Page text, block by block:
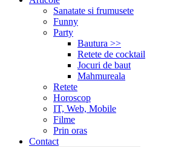
Sanatate si frumusete
Funny
Party
Bautura >>
Retete de cocktail
Jocuri de baut
Mahmureala
Retete
Horoscop
IT, Web, Mobile
Filme
Prin oras
Contact